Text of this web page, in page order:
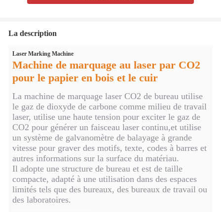
La description
Laser Marking Machine
Machine de marquage au laser par CO2
pour le papier en bois et le cuir
La machine de marquage laser CO2 de bureau utilise
le gaz de dioxyde de carbone comme milieu de travail
laser, utilise une haute tension pour exciter le gaz de
CO2 pour générer un faisceau laser continu,et utilise
un système de galvanomètre de balayage à grande
vitesse pour graver des motifs, texte, codes à barres et
autres informations sur la surface du matériau.
Il adopte une structure de bureau et est de taille
compacte, adapté à une utilisation dans des espaces
limités tels que des bureaux, des bureaux de travail ou
des laboratoires.